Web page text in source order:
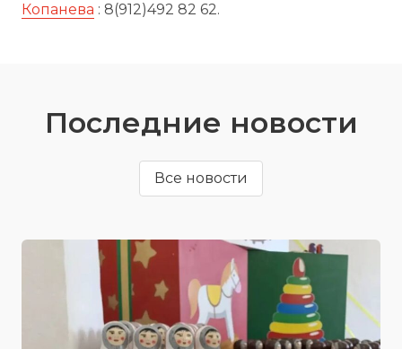
Копанева : 8(912)492 82 62.
Последние новости
Все новости